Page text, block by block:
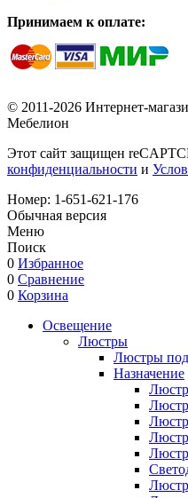
Принимаем к оплате:
© 2011-2026 Интернет-
Мебелион
Этот сайт защищен
конфиденциальности и
Номер: 1-651-621-176
Обычная версия
Меню
Поиск
0 Избранное
0 Сравнение
0 Корзина
Освещение
Люстры
Люстры
Назначение